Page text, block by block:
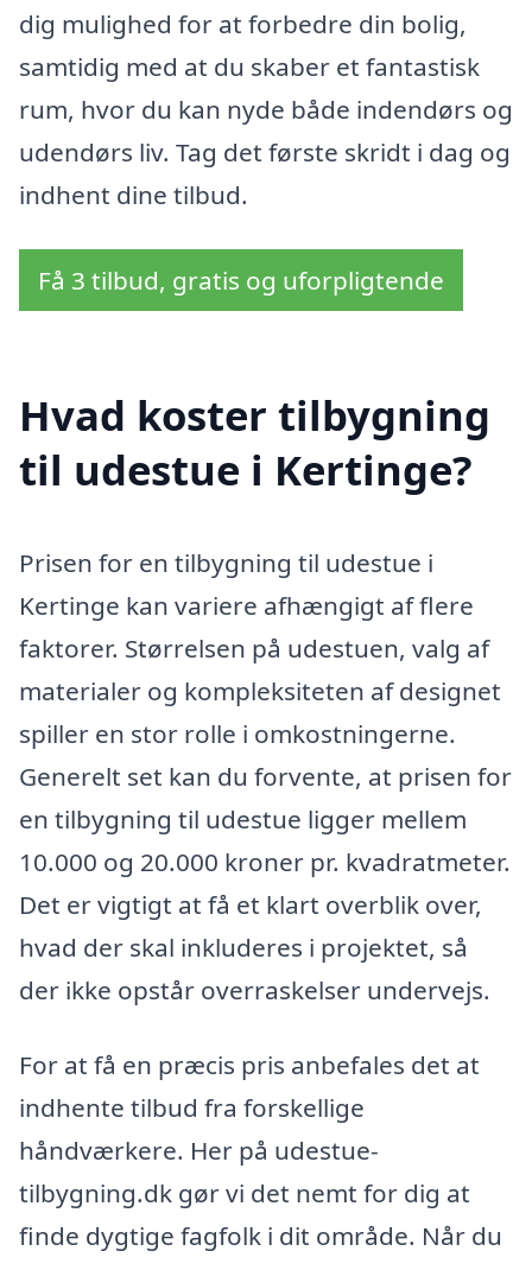
dig mulighed for at forbedre din bolig,
samtidig med at du skaber et fantastisk
rum, hvor du kan nyde både indendørs og
udendørs liv. Tag det første skridt i dag og
indhent dine tilbud.
Få 3 tilbud, gratis og uforpligtende
Hvad koster tilbygning
til udestue i Kertinge?
Prisen for en tilbygning til udestue i
Kertinge kan variere afhængigt af flere
faktorer. Størrelsen på udestuen, valg af
materialer og kompleksiteten af designet
spiller en stor rolle i omkostningerne.
Generelt set kan du forvente, at prisen for
en tilbygning til udestue ligger mellem
10.000 og 20.000 kroner pr. kvadratmeter.
Det er vigtigt at få et klart overblik over,
hvad der skal inkluderes i projektet, så
der ikke opstår overraskelser undervejs.
For at få en præcis pris anbefales det at
indhente tilbud fra forskellige
håndværkere. Her på udestue-
tilbygning.dk gør vi det nemt for dig at
finde dygtige fagfolk i dit område. Når du